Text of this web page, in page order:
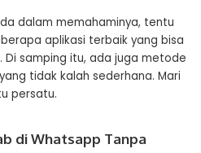
dalam memahaminya, tentu
aplikasi terbaik yang bisa
Di samping itu, ada juga metode
tidak kalah sederhana. Mari
persatu.
di Whatsapp Tanpa